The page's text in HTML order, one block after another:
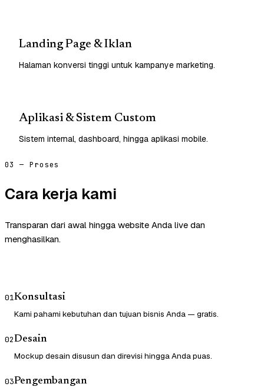
Landing Page & Iklan
Halaman konversi tinggi untuk kampanye marketing.
Aplikasi & Sistem Custom
Sistem internal, dashboard, hingga aplikasi mobile.
03 — Proses
Cara kerja kami
Transparan dari awal hingga website Anda live dan
menghasilkan.
01Konsultasi
Kami pahami kebutuhan dan tujuan bisnis Anda — gratis.
02Desain
Mockup desain disusun dan direvisi hingga Anda puas.
03Pengembangan